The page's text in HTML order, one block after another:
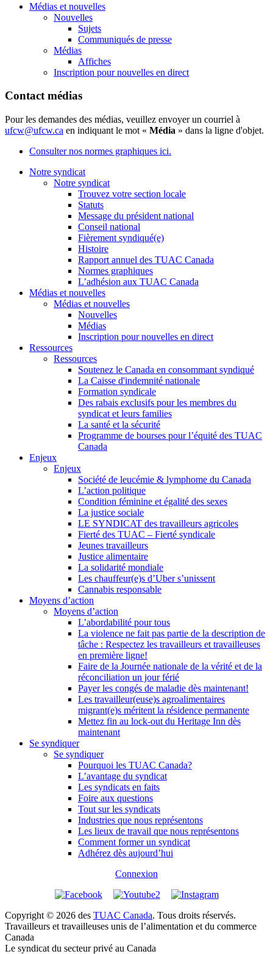
Médias et nouvelles
Nouvelles
Sujets
Communiqués de presse
Médias
Affiches
Inscription pour nouvelles en direct
Contact médias
Pour les demandes des médias, veuillez envoyer un courriel à
ufcw@ufcw.ca en indiquant le mot « Média » dans la ligne d'objet.
Consulter nos normes graphiques ici.
Notre syndicat
Notre syndicat
Trouvez votre section locale
Statuts
Message du président national
Conseil national
Fièrement syndiqué(e)
Histoire
Rapport annuel des TUAC Canada
Normes graphiques
L’adhésion aux TUAC Canada
Médias et nouvelles
Médias et nouvelles
Nouvelles
Médias
Inscription pour nouvelles en direct
Ressources
Ressources
Soutenez le Canada en consommant syndiqué
La Caisse d'indemnité nationale
Formation syndicale
Des rabais exclusifs pour les membres du
syndicat et leurs families
La santé et la sécurité
Programme de bourses pour l’équité des TUAC
Canada
Enjeux
Enjeux
Société de leucémie & lymphome du Canada
L’action politique
Condition féminine et égalité des sexes
La justice sociale
LE SYNDICAT des travailleurs agricoles
Fierté des TUAC – Fierté syndicale
Jeunes travailleurs
Justice alimentaire
La solidarité mondiale
Les chauffeur(e)s d’Uber s’unissent
Cannabis responsable
Moyens d’action
Moyens d’action
L’abordabilité pour tous
La violence ne fait pas partie de la description de
tâche : Respectez les travailleurs et travailleuses
en première ligne!
Faire de la Journée nationale de la vérité et de la
réconciliation un jour férié
Payer les congés de maladie dès maintenant!
Les travailleur(euse)s agroalimentaires
migrant(e)s méritent la résidence permanente
Mettez fin au lock-out du Heritage Inn dès
maintenant
Se syndiquer
Se syndiquer
Pourquoi les TUAC Canada?
L’avantage du syndicat
Les syndicats en faits
Foire aux questions
Tout sur les syndicats
Industries que nous représentons
Les lieux de travail que nous représentons
Comment former un syndicat
Adhérez dès aujourd’hui
Connexion
Copyright © 2026 des TUAC Canada. Tous droits réservés.
Travailleurs et travailleuses unis de l’alimentation et du commerce
Canada
Le syndicat du secteur privé au Canada